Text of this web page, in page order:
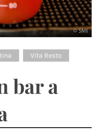
Vita Resto
bar a